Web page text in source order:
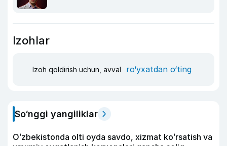
Izohlar
Izoh qoldirish uchun, avval ro‘yxatdan o‘ting
So‘nggi yangiliklar
Oʻzbekistonda olti oyda savdo, xizmat koʻrsatish va